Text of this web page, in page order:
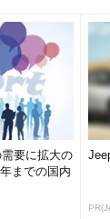
要に拡大の
までの国内